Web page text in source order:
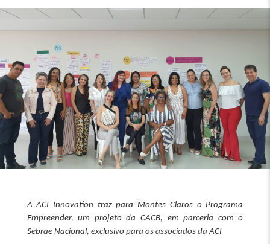
A ACI Innovation traz para Montes Claros o Programa
Empreender, um projeto da CACB, em parceria com o
Sebrae Nacional, exclusivo para os associados da ACI